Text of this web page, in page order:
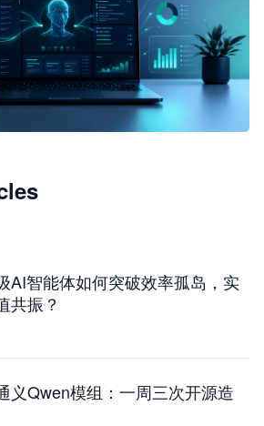
Agent 工作台
AI智能体如何突破效率孤岛，实
共振？
义Qwen模组：一周三次开源造